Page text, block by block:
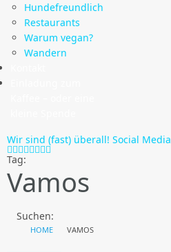
Hundefreundlich
Restaurants
Warum vegan?
Wandern
Wir sind (fast) überall! Social Media
Tag:
Vamos
Suchen:
HOME VAMOS